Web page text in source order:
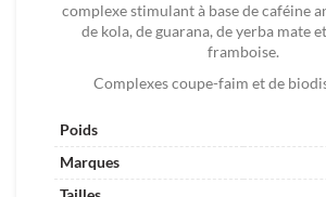
complexe stimulant à base de caféine
de kola, de guarana, de yerba mate
framboise.
Complexes coupe-faim et de
Poids
Marques